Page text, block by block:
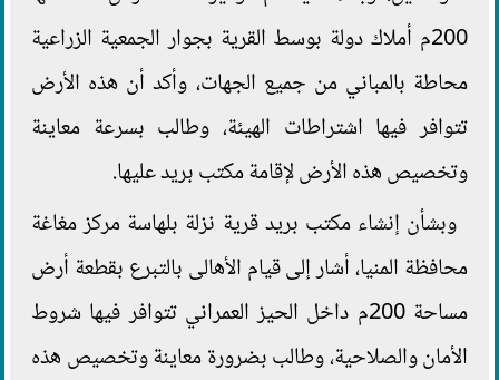
200م أملاك دولة بوسط القرية بجوار الجمعية الزراعية
محاطة بالمباني من جميع الجهات، وأكد أن هذه الأرض
تتوافر فيها اشتراطات الهيئة، وطالب بسرعة معاينة
وتخصيص هذه الأرض لإقامة مكتب بريد عليها.
وبشأن إنشاء مكتب بريد قرية نزلة بلهاسة مركز مغاغة
محافظة المنيا، أشار إلى قيام الأهالى بالتبرع بقطعة أرض
مساحة 200م داخل الحيز العمراني تتوافر فيها شروط
الأمان والصلاحية، وطالب بضرورة معاينة وتخصيص هذه